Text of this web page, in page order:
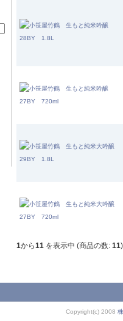
1から11 を表示中 (商品の数: 11)
Copyright(c) 2008